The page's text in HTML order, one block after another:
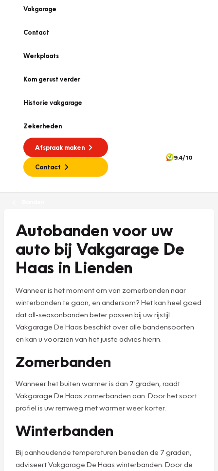
Vakgarage
Contact
Werkplaats
Kom gerust verder
Historie vakgarage
Zekerheden
Afspraak maken
Contact
9.4/10
Autobanden voor uw
auto bij Vakgarage De
Haas in Lienden
Wanneer is het moment om van zomerbanden naar
winterbanden te gaan, en andersom? Het kan heel goed
dat all-seasonbanden beter passen bij uw rijstijl.
Vakgarage De Haas beschikt over alle bandensoorten
en kan u voorzien van het juiste advies hierin.
Zomerbanden
Wanneer het buiten warmer is dan 7 graden, raadt
Vakgarage De Haas zomerbanden aan. Door het soort
profiel is uw remweg met warmer weer korter.
Winterbanden
Bij aanhoudende temperaturen beneden de 7 graden,
adviseert Vakgarage De Haas winterbanden. Door de